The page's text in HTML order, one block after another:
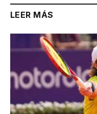
LEER MÁS